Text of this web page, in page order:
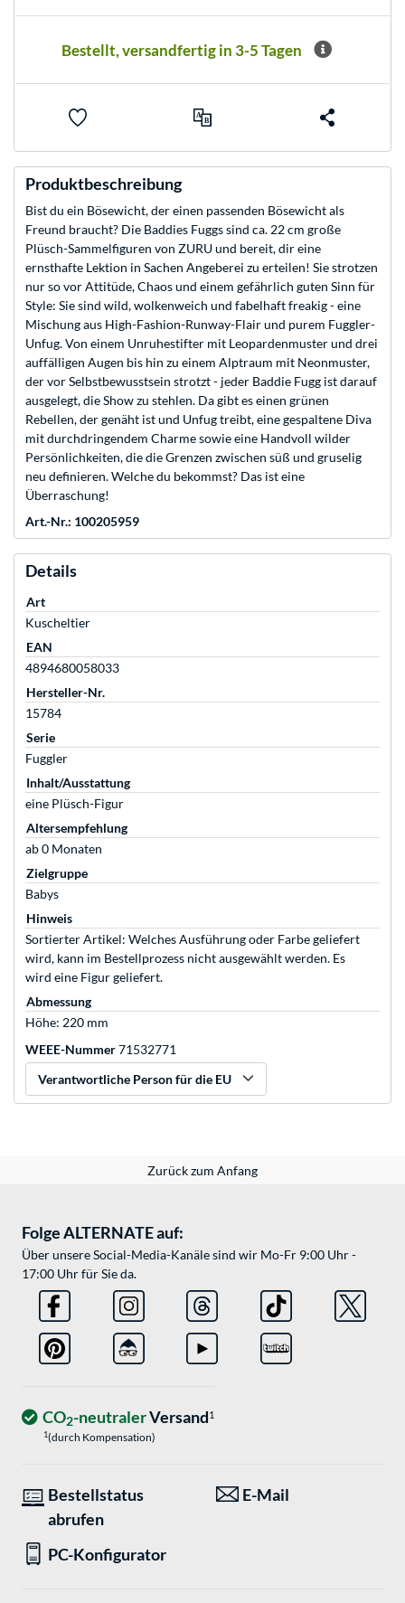
Bestellt, versandfertig in 3-5 Tagen
Produktbeschreibung
Bist du ein Bösewicht, der einen passenden Bösewicht als
Freund braucht? Die Baddies Fuggs sind ca. 22 cm große
Plüsch-Sammelfiguren von ZURU und bereit, dir eine
ernsthafte Lektion in Sachen Angeberei zu erteilen! Sie strotzen
nur so vor Attitüde, Chaos und einem gefährlich guten Sinn für
Style: Sie sind wild, wolkenweich und fabelhaft freakig - eine
Mischung aus High-Fashion-Runway-Flair und purem Fuggler-
Unfug. Von einem Unruhestifter mit Leopardenmuster und drei
auffälligen Augen bis hin zu einem Alptraum mit Neonmuster,
der vor Selbstbewusstsein strotzt - jeder Baddie Fugg ist darauf
ausgelegt, die Show zu stehlen. Da gibt es einen grünen
Rebellen, der genäht ist und Unfug treibt, eine gespaltene Diva
mit durchdringendem Charme sowie eine Handvoll wilder
Persönlichkeiten, die die Grenzen zwischen süß und gruselig
neu definieren. Welche du bekommst? Das ist eine
Überraschung!
Art.-Nr.: 100205959
Details
Art
Kuscheltier
EAN
4894680058033
Hersteller-Nr.
15784
Serie
Fuggler
Inhalt/Ausstattung
eine Plüsch-Figur
Altersempfehlung
ab 0 Monaten
Zielgruppe
Babys
Hinweis
Sortierter Artikel: Welches Ausführung oder Farbe geliefert
wird, kann im Bestellprozess nicht ausgewählt werden. Es
wird eine Figur geliefert.
Abmessung
Höhe: 220 mm
WEEE-Nummer71532771
Verantwortliche Person für die EU
Zurück zum Anfang
Folge ALTERNATE auf:
Über unsere Social-Media-Kanäle sind wir Mo-Fr 9:00 Uhr -
17:00 Uhr für Sie da.
CO2-neutralerVersand1
1(durch Kompensation)
Bestellstatus
abrufen
E-Mail
PC-Konfigurator